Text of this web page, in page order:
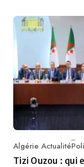
Category
Algérie Actualité
Tizi Ouzou : qui